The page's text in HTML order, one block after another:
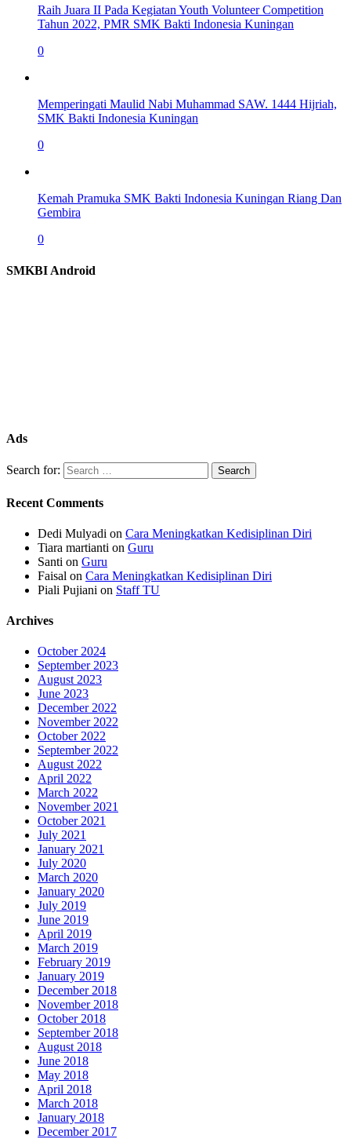
Raih Juara II Pada Kegiatan Youth Volunteer Competition
Tahun 2022, PMR SMK Bakti Indonesia Kuningan
0
Memperingati Maulid Nabi Muhammad SAW. 1444 Hijriah,
SMK Bakti Indonesia Kuningan
0
Kemah Pramuka SMK Bakti Indonesia Kuningan Riang Dan
Gembira
0
SMKBI Android
Ads
Search for:
Recent Comments
Dedi Mulyadi on Cara Meningkatkan Kedisiplinan Diri
Tiara martianti on Guru
Santi on Guru
Faisal on Cara Meningkatkan Kedisiplinan Diri
Piali Pujiani on Staff TU
Archives
October 2024
September 2023
August 2023
June 2023
December 2022
November 2022
October 2022
September 2022
August 2022
April 2022
March 2022
November 2021
October 2021
July 2021
January 2021
July 2020
March 2020
January 2020
July 2019
June 2019
April 2019
March 2019
February 2019
January 2019
December 2018
November 2018
October 2018
September 2018
August 2018
June 2018
May 2018
April 2018
March 2018
January 2018
December 2017